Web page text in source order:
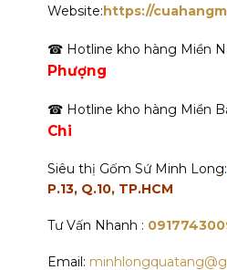
Website: https://
☎ Hotline kho hàng Miền
Phượng
☎ Hotline kho hàng Miền
Chi
Siêu thị Gốm Sứ Minh Long:
P.13, Q.10, TP.HCM
Tư Vấn Nhanh :
Email: